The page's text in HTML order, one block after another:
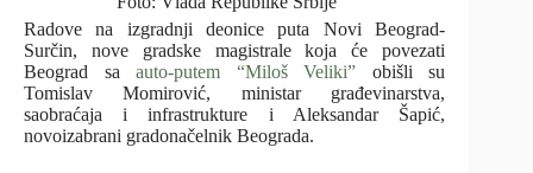
Radovena izgradnji deonice puta Novi Beograd-
Surčin, nove gradske magistrale koja će povezati
Beograd saauto-putem “Miloš Veliki” obišli su
Tomislav Momirović, ministar građevinarstva,
saobraćaja i infrastrukture i Aleksandar Šapić,
novoizabrani gradonačelnik Beograda.